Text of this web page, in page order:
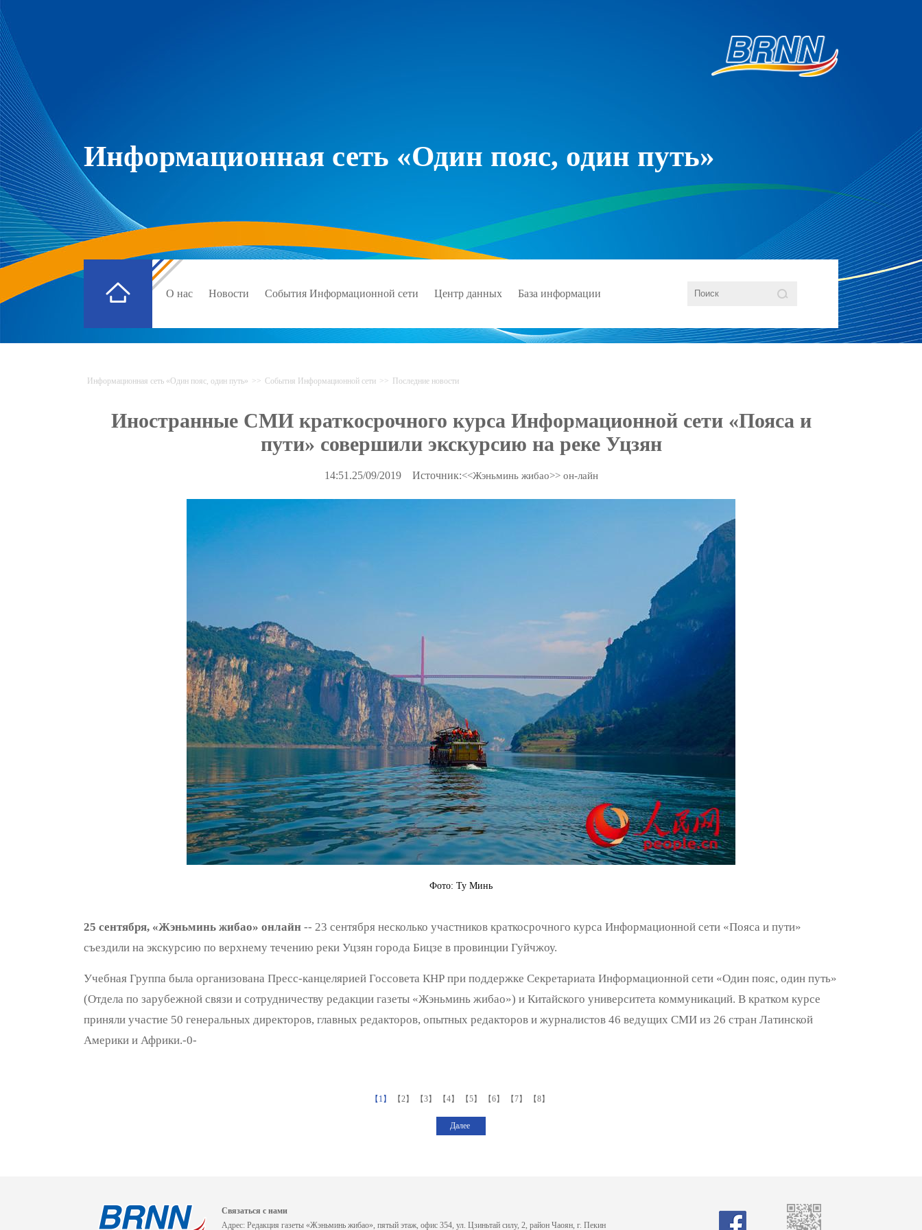
Информационная сеть «Один пояс, один путь»
О нас Новости События Информационной сети Центр данных База информации
Информационная сеть «Один пояс, один путь» >> События Информационной сети >> Последние новости
Иностранные СМИ краткосрочного курса Информационной сети «Пояса и
пути» совершили экскурсию на реке Уцзян
14:51.25/09/2019 Источник:<<Жэньминь жибао>> он-лайн
Фото: Ту Минь
25 сентября, «Жэньминь жибао» онлайн -- 23 сентября несколько участников краткосрочного курса Информационной сети «Пояса и пути»
съездили на экскурсию по верхнему течению реки Уцзян города Бицзе в провинции Гуйчжоу.
Учебная Группа была организована Пресс-канцелярией Госсовета КНР при поддержке Секретариата Информационной сети «Один пояс, один путь»
(Отдела по зарубежной связи и сотрудничеству редакции газеты «Жэньминь жибао») и Китайского университета коммуникаций. В кратком курсе
приняли участие 50 генеральных директоров, главных редакторов, опытных редакторов и журналистов 46 ведущих СМИ из 26 стран Латинской
Америки и Африки.-0-
【1】 【2】 【3】 【4】 【5】 【6】 【7】 【8】
Далее
Связаться с нами
Адрес: Редакция газеты «Жэньминь жибао», пятый этаж, офис 354, ул. Цзиньтай силу, 2, район Чаоян, г. Пекин